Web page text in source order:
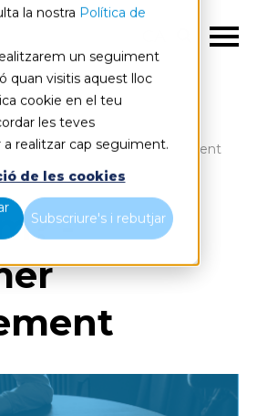
la nostra Política de
un seguiment
quan visitis aquest lloc
cookie en el teu
les teves
realitzar cap seguiment.
de les cookies
Subscriure's i rebutjar
fem? - Customer engagement
-